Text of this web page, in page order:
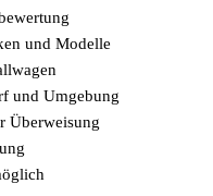
und Modelle
und Umgebung
Überweisung